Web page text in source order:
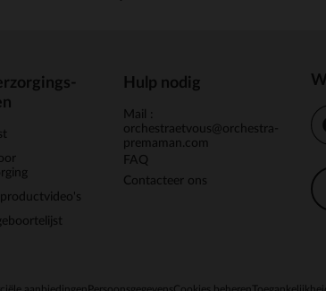
Hulp nodig
Mail :
orchestraetvous@orchestra-
premaman.com
FAQ
Contacteer ons